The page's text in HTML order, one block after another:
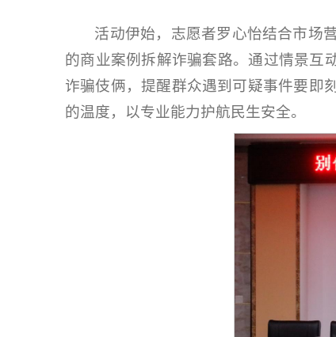
活动伊始，志愿者罗心怡结合市场
的商业案例拆解诈骗套路。通过情景互
诈骗伎俩，提醒群众遇到可疑事件要即
的温度，以专业能力护航民生安全。